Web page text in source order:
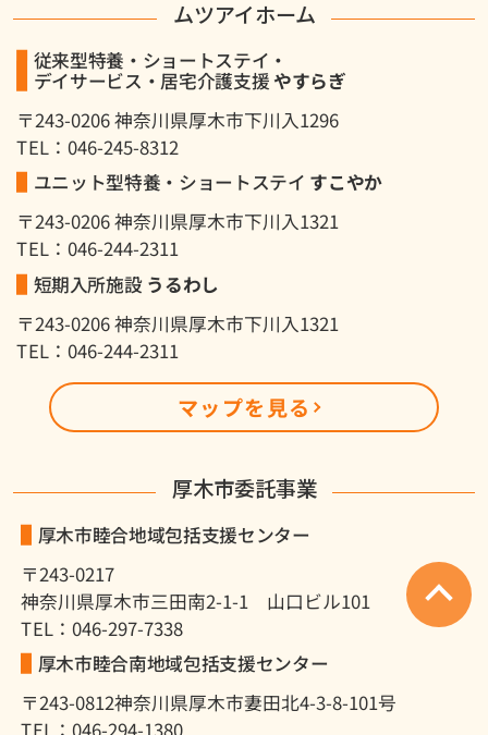
ムツアイホーム
従来型特養・ショートステイ・
デイサービス・居宅介護支援やすらぎ
〒243-0206 神奈川県厚木市下川入1296
TEL：046-245-8312
ユニット型特養・ショートステイ すこやか
〒243-0206 神奈川県厚木市下川入1321
TEL：046-244-2311
短期入所施設 うるわし
〒243-0206 神奈川県厚木市下川入1321
TEL：046-244-2311
マップを見る
厚木市委託事業
厚木市睦合地域包括支援センター
〒243-0217
神奈川県厚木市三田南2-1-1 山口ビル101
TEL：046-297-7338
厚木市睦合南地域包括支援センター
〒243-0812神奈川県厚木市妻田北4-3-8-101号